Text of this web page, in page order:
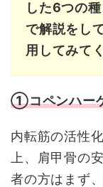
した6つの
で解説をし
用してみて
①コペンハー
内転筋の活性
上、肩甲骨の
者の方はまず